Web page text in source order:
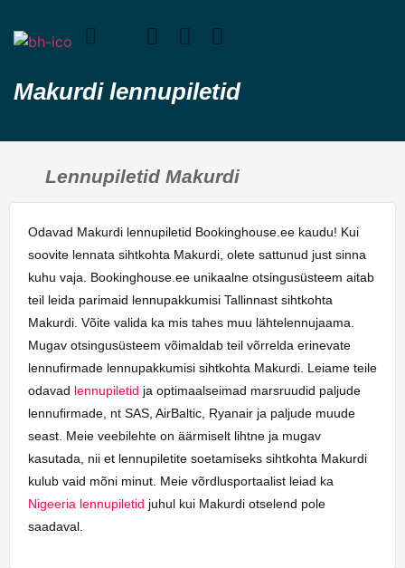
Makurdi lennupiletid
Lennupiletid Makurdi
Odavad Makurdi lennupiletid Bookinghouse.ee kaudu! Kui
soovite lennata sihtkohta Makurdi, olete sattunud just sinna
kuhu vaja. Bookinghouse.ee unikaalne otsingusüsteem aitab
teil leida parimaid lennupakkumisi Tallinnast sihtkohta
Makurdi. Võite valida ka mis tahes muu lähtelennujaama.
Mugav otsingusüsteem võimaldab teil võrrelda erinevate
lennufirmade lennupakkumisi sihtkohta Makurdi. Leiame teile
odavad lennupiletid ja optimaalseimad marsruudid paljude
lennufirmade, nt SAS, AirBaltic, Ryanair ja paljude muude
seast. Meie veebilehte on äärmiselt lihtne ja mugav
kasutada, nii et lennupiletite soetamiseks sihtkohta Makurdi
kulub vaid mõni minut. Meie võrdlusportaalist leiad ka
Nigeeria lennupiletid juhul kui Makurdi otselend pole
saadaval.